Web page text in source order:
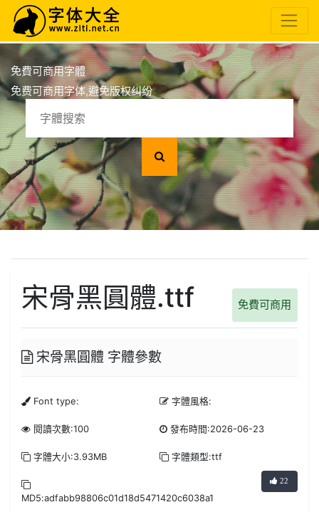
免費可商用字體
免费可商用字体,避免版权纠纷
宋骨黑圓體.ttf 免費可商用
宋骨黑圓體 字體參數
Font type: 字體風格:
閱讀次數:100 發布時間:2026-06-23
字體大小:3.93MB 字體類型:ttf
MD5:adfabb98806c01d18d5471420c6038a1
22